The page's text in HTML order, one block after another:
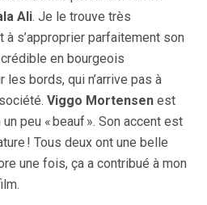
Ali. Je le trouve très
à s’approprier parfaitement son
en bourgeois
bords, qui n’arrive pas à
Viggo Mortensen est
peu « beauf ». Son accent est
! Tous deux ont une belle
une fois, ça a contribué à mon